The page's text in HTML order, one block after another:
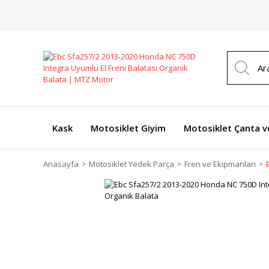
Kask Motosiklet Giyim Motosiklet Çanta
Anasayfa Motosiklet Yedek Parça Fren ve Ekipmanları